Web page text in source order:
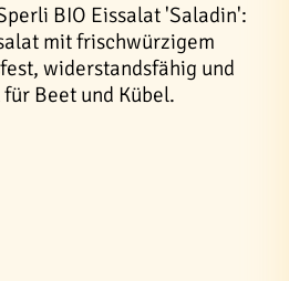
BIO Eissalat 'Saladin':
mit frischwürzigem
widerstandsfähig und
Beet und Kübel.